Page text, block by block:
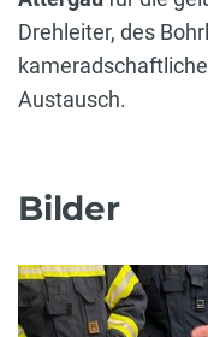
Drehleiter, des
Austausch.
Bilder